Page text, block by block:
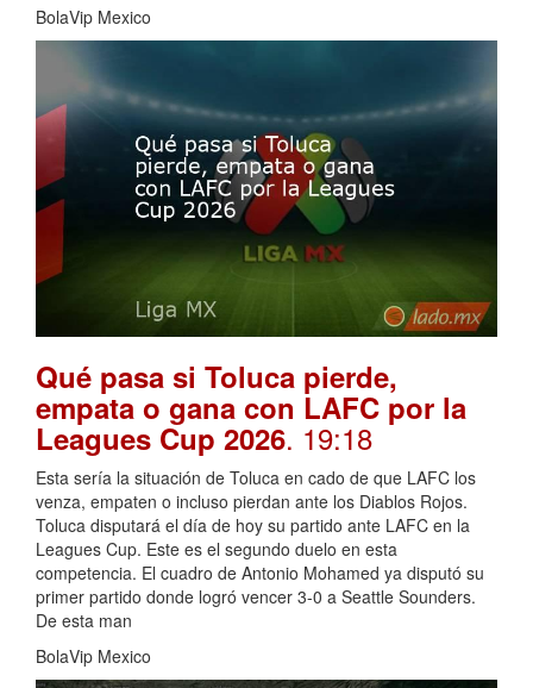
BolaVip Mexico
Qué pasa si Toluca pierde,
empata o gana con LAFC por la
Leagues Cup 2026. 19:18
Esta sería la situación de Toluca en cado de que LAFC los
venza, empaten o incluso pierdan ante los Diablos Rojos.
Toluca disputará el día de hoy su partido ante LAFC en la
Leagues Cup. Este es el segundo duelo en esta
competencia. El cuadro de Antonio Mohamed ya disputó su
primer partido donde logró vencer 3-0 a Seattle Sounders.
De esta man
BolaVip Mexico